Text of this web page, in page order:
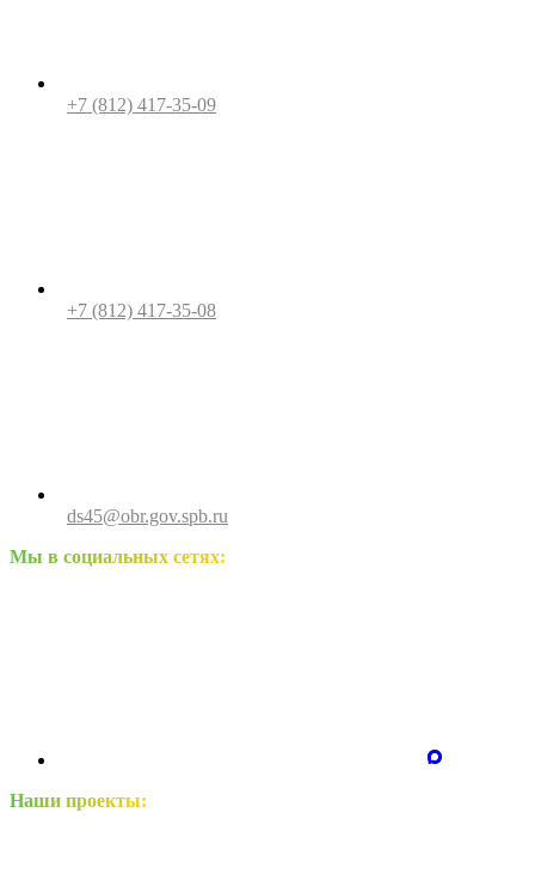
+7 (812) 417-35-09
+7 (812) 417-35-08
ds45@obr.gov.spb.ru
Мы в социальных сетях:
Наши проекты: